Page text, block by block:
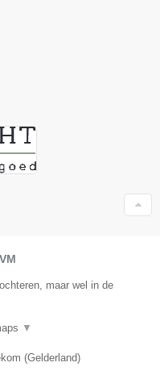
maar wel in de
▼
(Gelderland)